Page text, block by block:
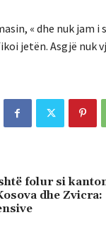
« dhe nuk jam i
jetën. Asgjë nuk
folur si
dhe Zvicra: